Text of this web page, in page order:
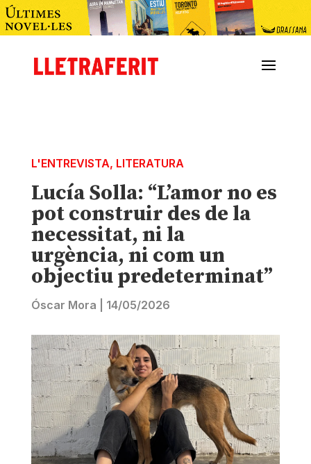
L'ENTREVISTA, LITERATURA
Lucía Solla: “L’amor no es
pot construir des de la
necessitat, ni la
urgència, ni com un
objectiu predeterminat”
Óscar Mora 14/05/2026